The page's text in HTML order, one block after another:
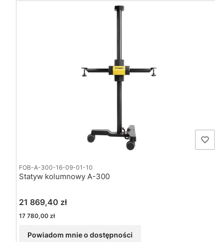
FOB-A-300-16-09-01-10
Statyw kolumnowy A-300
Cena
21 869,40 zł
Cena
17 780,00 zł
Powiadom mnie o dostępności